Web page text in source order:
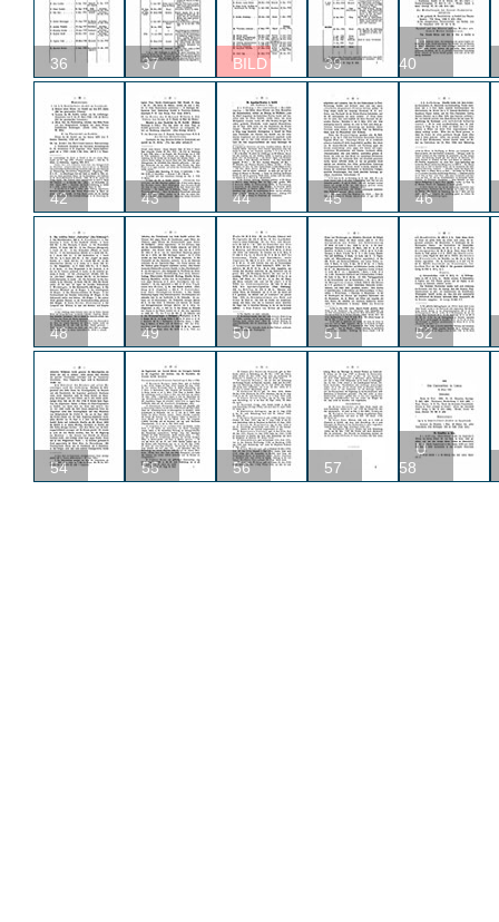
36 37 BILD 39
U
40
42 43 44 45 46
48 49 50 51 52
54 55 56 57
U
58